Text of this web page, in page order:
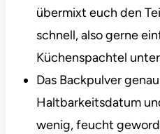
übermixt euch den
schnell, also gerne
Küchenspachtel
Das Backpulver
Haltbarkeitsdatum
wenig, feucht